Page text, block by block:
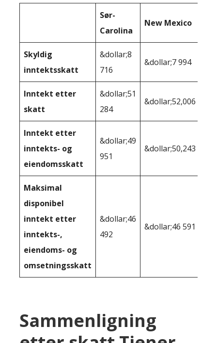
Sør-
Carolina
New Mexico
Skyldig
inntektsskatt
&dollar;8
716
&dollar;7 994
Inntekt etter
skatt
&dollar;51
284
&dollar;52,006
Inntekt etter
inntekts- og
eiendomsskatt
&dollar;49
951
&dollar;50,243
Maksimal
disponibel
inntekt etter
inntekts-,
eiendoms- og
omsetningsskatt
&dollar;46
492
&dollar;46 591
Sammenligning